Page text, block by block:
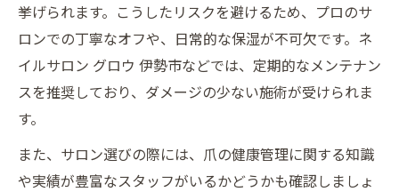
挙げられます。こうしたリスクを避けるため、プロのサ
ロンでの丁寧なオフや、日常的な保湿が不可欠です。ネ
イルサロン グロウ 伊勢市などでは、定期的なメンテナン
スを推奨しており、ダメージの少ない施術が受けられま
す。
また、サロン選びの際には、爪の健康管理に関する知識
や実績が豊富なスタッフがいるかどうかも確認しましょ